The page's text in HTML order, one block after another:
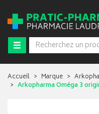
Accueil Marque
Arkopharma Oméga 3